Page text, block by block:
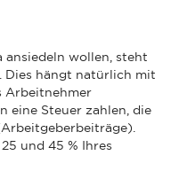
ansiedeln wollen, steht
Dies hängt natürlich mit
Arbeitnehmer
eine Steuer zahlen, die
und 45 % Ihres